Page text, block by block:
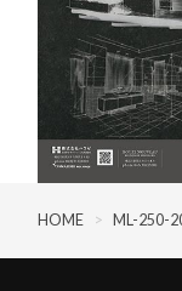
HOME > ML-250-